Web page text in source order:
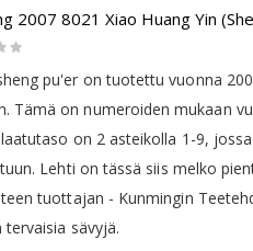
2007 8021 Xiao Huang Yin
pu'er on tuotettu vuonna
Tämä on numeroiden mukaan
on 2 asteikolla 1-9,
Lehti on tässä siis melko
tuottajan - Kunmingin
tervaisia sävyjä.